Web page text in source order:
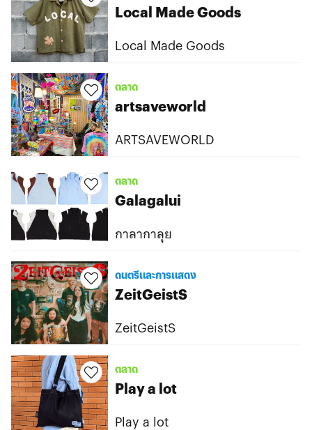
Local Made Goods
Local Made Goods
ตลาด
artsaveworld
ARTSAVEWORLD
ตลาด
Galagalui
กาลากาลุย
ดนตรีและการแสดง
ZeitGeistS
ZeitGeistS
ตลาด
Play a lot
Play a lot